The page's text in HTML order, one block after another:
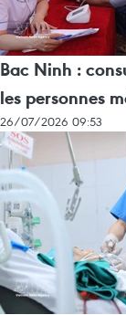
Bac Ninh :
les personnes
26/07/2026 09:53